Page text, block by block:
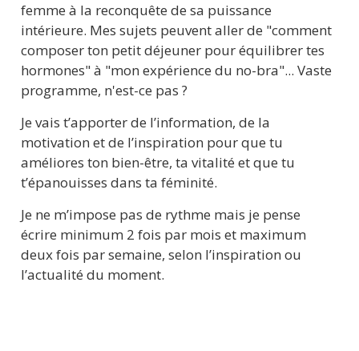
femme à la reconquête de sa puissance
intérieure. Mes sujets peuvent aller de "comment
composer ton petit déjeuner pour équilibrer tes
hormones" à "mon expérience du no-bra"... Vaste
programme, n'est-ce pas ?
Je vais t’apporter de l’information, de la
motivation et de l’inspiration pour que tu
améliores ton bien-être, ta vitalité et que tu
t’épanouisses dans ta féminité.
Je ne m’impose pas de rythme mais je pense
écrire minimum 2 fois par mois et maximum
deux fois par semaine, selon l’inspiration ou
l’actualité du moment.